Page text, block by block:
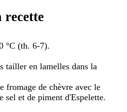
recette
°C (th. 6-7).
tailler en lamelles dans la
fromage de chèvre avec le
sel et de piment d'Espelette.